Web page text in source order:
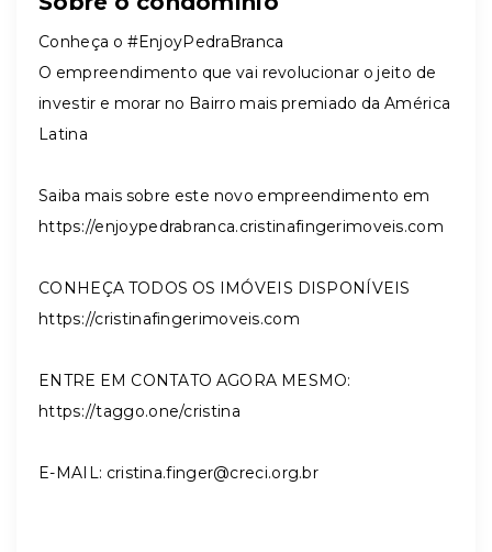
Conheça o #EnjoyPedraBranca
O empreendimento que vai revolucionar o jeito de
investir e morar no Bairro mais premiado da América
Latina
Saiba mais sobre este novo empreendimento em
https://enjoypedrabranca.cristinafingerimoveis.com
CONHEÇA TODOS OS IMÓVEIS DISPONÍVEIS
https://cristinafingerimoveis.com
ENTRE EM CONTATO AGORA MESMO:
https://taggo.one/cristina
E-MAIL: cristina.finger@creci.org.br